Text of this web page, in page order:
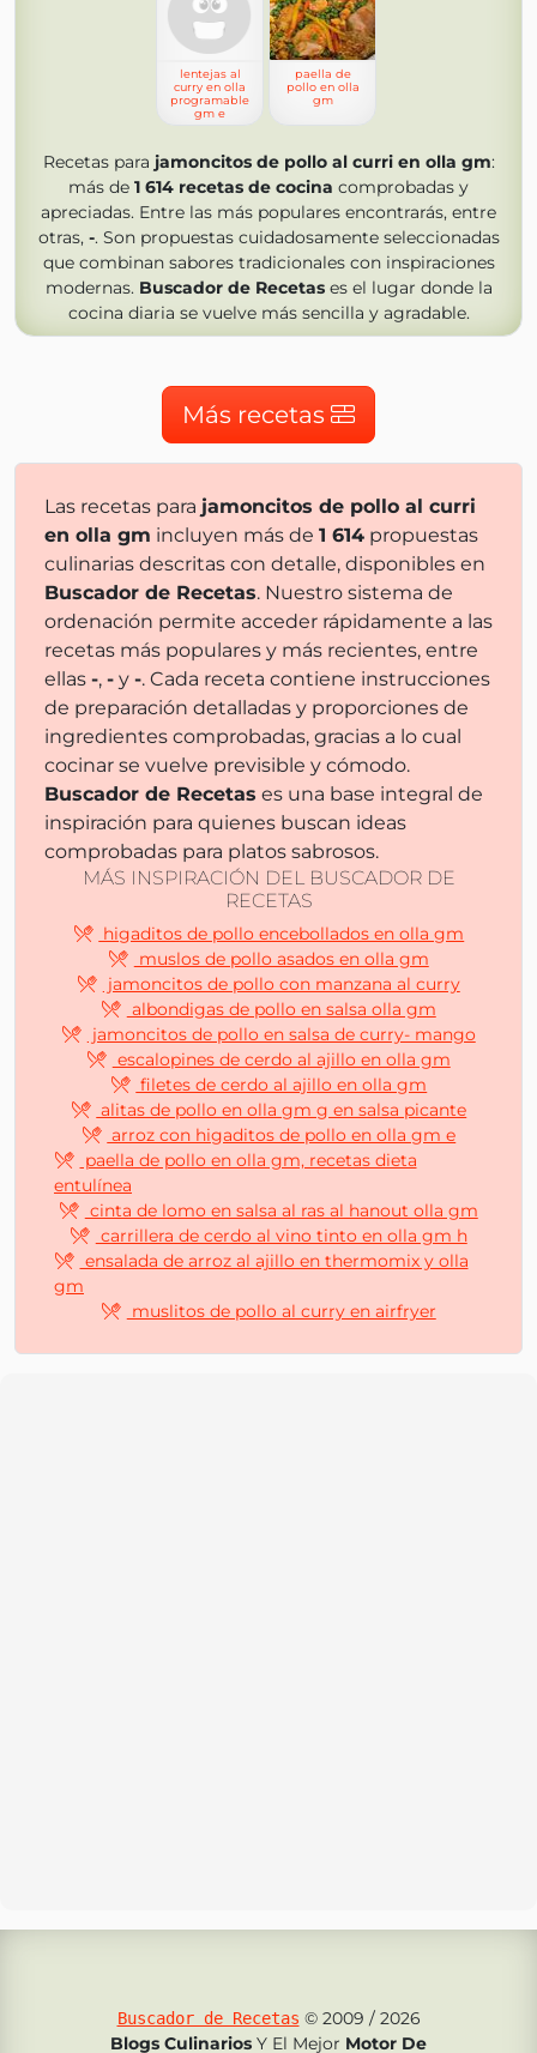
lentejas al
curry en olla
programable
gm e
paella de
pollo en olla
gm
Recetas para jamoncitos de pollo al curri en olla gm:
más de 1 614 recetas de cocina comprobadas y
apreciadas. Entre las más populares encontrarás, entre
otras, -. Son propuestas cuidadosamente seleccionadas
que combinan sabores tradicionales con inspiraciones
modernas. Buscador de Recetases el lugar donde la
cocina diaria se vuelve más sencilla y agradable.
Más recetas
Las recetas para jamoncitos de pollo al curri
en olla gm incluyen más de 1 614 propuestas
culinarias descritas con detalle, disponibles en
Buscador de Recetas. Nuestro sistema de
ordenación permite acceder rápidamente a las
recetas más populares y más recientes, entre
ellas -, - y -. Cada receta contiene instrucciones
de preparación detalladas y proporciones de
ingredientes comprobadas, gracias a lo cual
cocinar se vuelve previsible y cómodo.
Buscador de Recetas es una base integral de
inspiración para quienes buscan ideas
comprobadas para platos sabrosos.
MÁS INSPIRACIÓN DEL BUSCADOR DE
RECETAS
higaditos de pollo encebollados en olla gm
muslos de pollo asados en olla gm
jamoncitos de pollo con manzana al curry
albondigas de pollo en salsa olla gm
jamoncitos de pollo en salsa de curry- mango
escalopines de cerdo al ajillo en olla gm
filetes de cerdo al ajillo en olla gm
alitas de pollo en olla gm g en salsa picante
arroz con higaditos de pollo en olla gm e
paella de pollo en olla gm, recetas dieta
entulínea
cinta de lomo en salsa al ras al hanout olla gm
carrillera de cerdo al vino tinto en olla gm h
ensalada de arroz al ajillo en thermomix y olla
gm
muslitos de pollo al curry en airfryer
Buscador de Recetas © 2009 / 2026
Blogs Culinarios Y El Mejor Motor De